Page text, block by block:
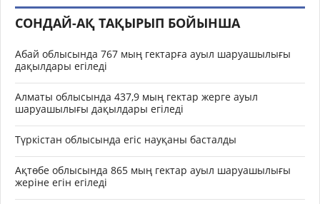
СОНДАЙ-АҚ ТАҚЫРЫП БОЙЫНША
Абай облысында 767 мың гектарға ауыл шаруашылығы
дақылдары егіледі
Алматы облысында 437,9 мың гектар жерге ауыл
шаруашылығы дақылдары егіледі
Түркістан облысында егіс науқаны басталды
Ақтөбе облысында 865 мың гектар ауыл шаруашылығы
жеріне егін егіледі